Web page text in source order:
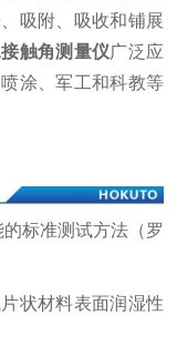
吸附、吸收和铺展
触角测量仪广泛应
涂、军工和科教等
标准测试方法（罗
状材料表面润湿性